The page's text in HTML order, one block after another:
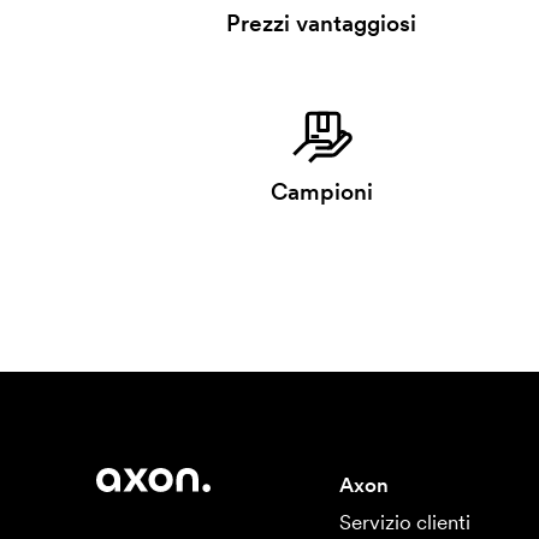
Prezzi vantaggiosi
Campioni
Axon
Servizio clienti